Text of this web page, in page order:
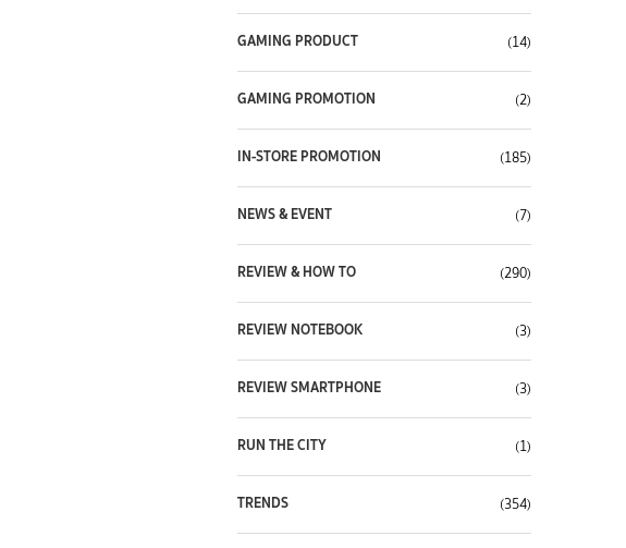
GAMING PRODUCT (14)
GAMING PROMOTION (2)
IN-STORE PROMOTION (185)
NEWS & EVENT (7)
REVIEW & HOW TO (290)
REVIEW NOTEBOOK (3)
REVIEW SMARTPHONE (3)
RUN THE CITY (1)
TRENDS (354)